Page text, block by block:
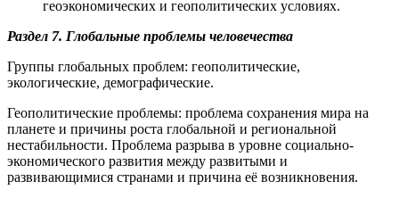
геоэкономических и геополитических условиях.
Раздел 7. Глобальные проблемы человечества
Группы глобальных проблем: геополитические,
экологические, демографические.
Геополитические проблемы: проблема сохранения мира на
планете и причины роста глобальной и региональной
нестабильности. Проблема разрыва в уровне социально-
экономического развития между развитыми и
развивающимися странами и причина её возникновения.